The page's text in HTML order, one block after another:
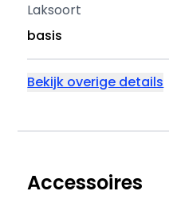
Laksoort
basis
Bekijk overige details
Accessoires